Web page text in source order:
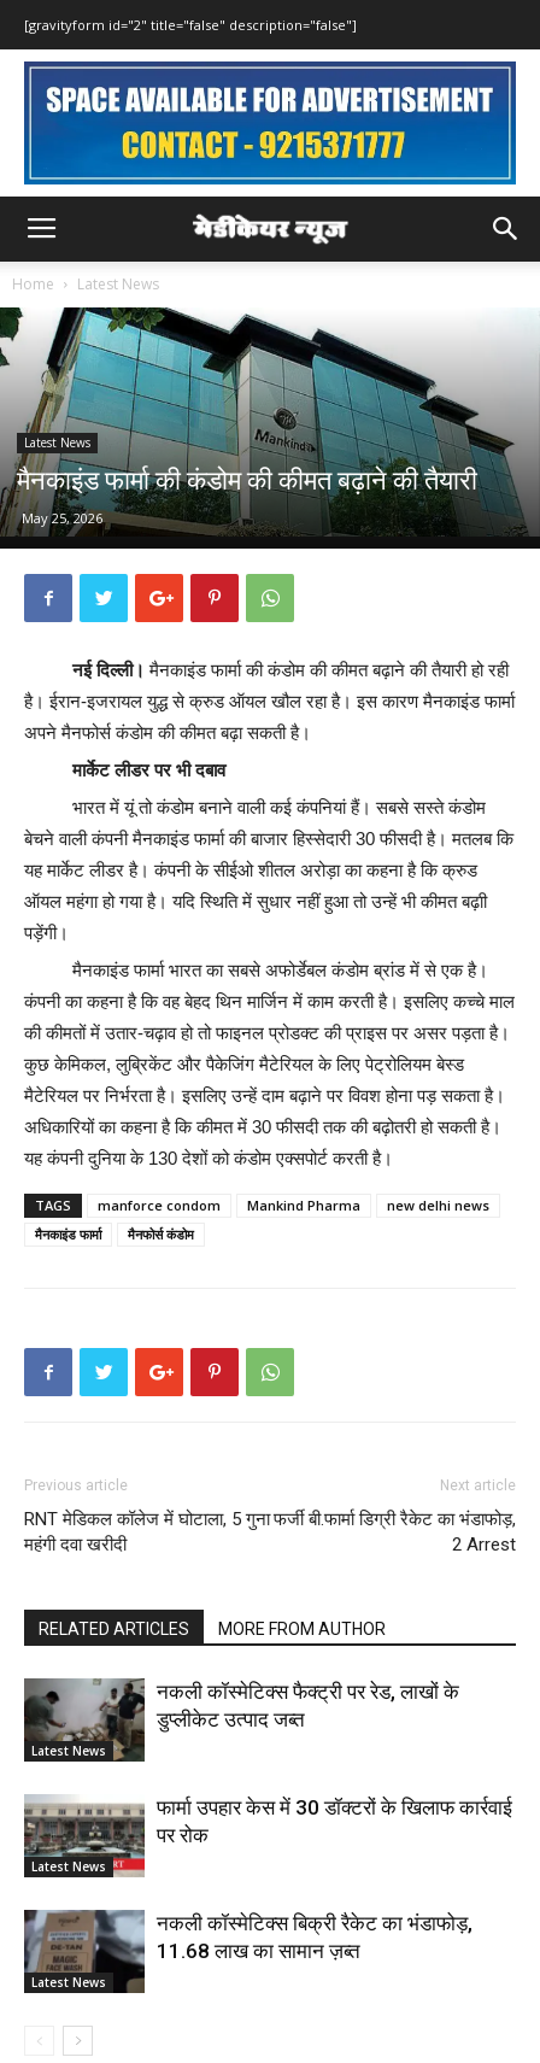
[gravityform id="2" title="false" description="false"]
Home Latest News
Latest News
मैनकाइंड फार्मा की कंडोम की कीमत बढ़ाने की तैयारी
May 25, 2026
नई दिल्ली। मैनकाइंड फार्मा की कंडोम की कीमत बढ़ाने की तैयारी हो रही
है। ईरान-इजरायल युद्ध से क्रुड ऑयल खौल रहा है। इस कारण मैनकाइंड फार्मा
अपने मैनफोर्स कंडोम की कीमत बढ़ा सकती है।
मार्केट लीडर पर भी दबाव
भारत में यूं तो कंडोम बनाने वाली कई कंपनियां हैं। सबसे सस्ते कंडोम
बेचने वाली कंपनी मैनकाइंड फार्मा की बाजार हिस्सेदारी 30 फीसदी है। मतलब कि
यह मार्केट लीडर है। कंपनी के सीईओ शीतल अरोड़ा का कहना है कि क्रुड
ऑयल महंगा हो गया है। यदि स्थिति में सुधार नहीं हुआ तो उन्हें भी कीमत बढ़ाी
पड़ेंगी।
मैनकाइंड फार्मा भारत का सबसे अफोर्डेबल कंडोम ब्रांड में से एक है।
कंपनी का कहना है कि वह बेहद थिन मार्जिन में काम करती है। इसलिए कच्चे माल
की कीमतों में उतार-चढ़ाव हो तो फाइनल प्रोडक्ट की प्राइस पर असर पड़ता है।
कुछ केमिकल, लुब्रिकेंट और पैकेजिंग मैटेरियल के लिए पेट्रोलियम बेस्ड
मैटेरियल पर निर्भरता है। इसलिए उन्हें दाम बढ़ाने पर विवश होना पड़ सकता है।
अधिकारियों का कहना है कि कीमत में 30 फीसदी तक की बढ़ोतरी हो सकती है।
यह कंपनी दुनिया के 130 देशों को कंडोम एक्सपोर्ट करती है।
TAGS manforce condom Mankind Pharma
new delhi news
मैनकाइंड फार्मा
मैनफोर्स कंडोम
Previous article
RNT मेडिकल कॉलेज में घोटाला, 5 गुना
महंगी दवा खरीदी
Next article
फर्जी बी.फार्मा डिग्री रैकेट का भंडाफोड़,
2 Arrest
RELATED ARTICLES MORE FROM AUTHOR
Latest News
नकली कॉस्मेटिक्स फैक्ट्री पर रेड, लाखों के
डुप्लीकेट उत्पाद जब्त
Latest News
फार्मा उपहार केस में 30 डॉक्टरों के खिलाफ कार्रवाई
पर रोक
Latest News
नकली कॉस्मेटिक्स बिक्री रैकेट का भंडाफोड़,
11.68 लाख का सामान ज़ब्त